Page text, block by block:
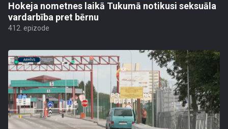
Hokeja nometnes laikā Tukumā notikusi seksuāla
vardarbība pret bērnu
412. epizode